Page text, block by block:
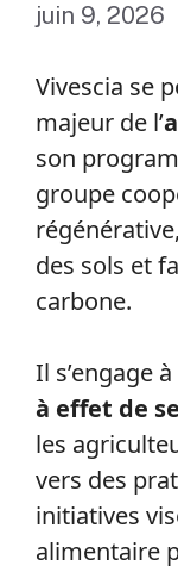
juin 9, 2026
Vivescia se
majeur de l’
son
groupe
des sols et
carbone.
Il s’engage
à effet de
les
vers des
initiatives
alimentaire